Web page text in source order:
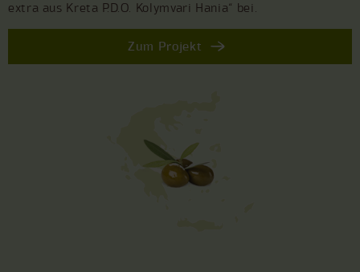
extra aus Kreta P.D.O. Kolymvari Hania“ bei.
Zum Projekt